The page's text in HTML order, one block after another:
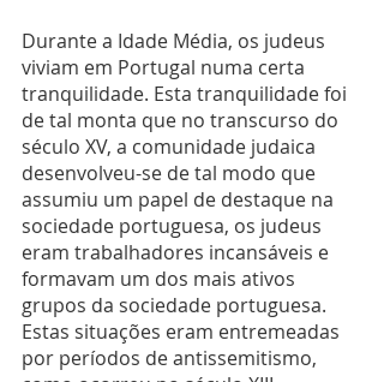
Durante a Idade Média, os judeus
viviam em Portugal numa certa
tranquilidade. Esta tranquilidade foi
de tal monta que no transcurso do
século XV, a comunidade judaica
desenvolveu-se de tal modo que
assumiu um papel de destaque na
sociedade portuguesa, os judeus
eram trabalhadores incansáveis e
formavam um dos mais ativos
grupos da sociedade portuguesa.
Estas situações eram entremeadas
por períodos de antissemitismo,